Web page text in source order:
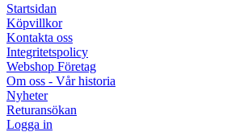
Startsidan
Köpvillkor
Kontakta oss
Integritetspolicy
Webshop Företag
Om oss - Vår historia
Nyheter
Returansökan
Logga in